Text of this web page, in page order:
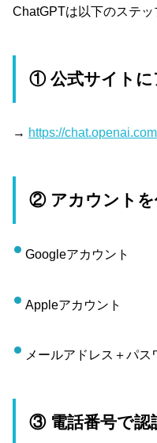
ChatGPTは以下のステッ
① 公式サイトに
→ https://chat.openai.com
② アカウントを
Googleアカウント
Appleアカウント
メールアドレス＋パス
③ 電話番号で認